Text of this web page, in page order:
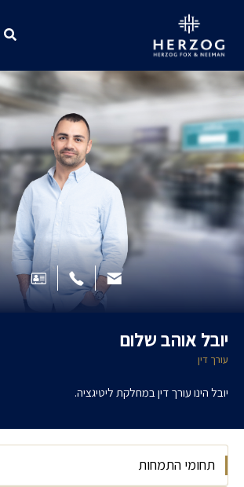
יובל אוהב שלום
עורך דין
יובל הינו עורך דין במחלקת ליטיגציה.
תחומי התמחות